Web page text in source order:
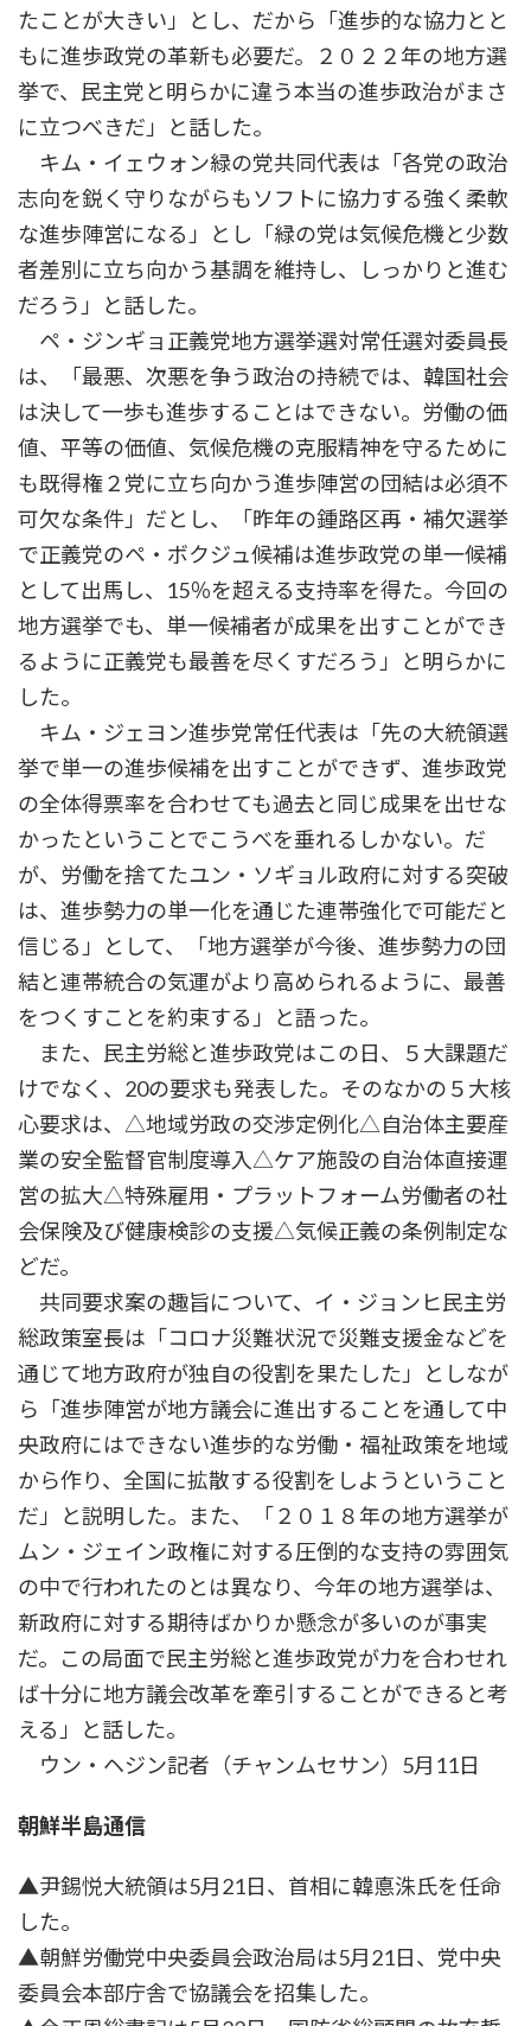
たことが大きい」とし、だから「進歩的な協力とと
もに進歩政党の革新も必要だ。２０２２年の地方選
挙で、民主党と明らかに違う本当の進歩政治がまさ
に立つべきだ」と話した。
キム・イェウォン緑の党共同代表は「各党の政治
志向を鋭く守りながらもソフトに協力する強く柔軟
な進歩陣営になる」とし「緑の党は気候危機と少数
者差別に立ち向かう基調を維持し、しっかりと進む
だろう」と話した。
ペ・ジンギョ正義党地方選挙選対常任選対委員長
は、「最悪、次悪を争う政治の持続では、韓国社会
は決して一歩も進歩することはできない。労働の価
値、平等の価値、気候危機の克服精神を守るために
も既得権２党に立ち向かう進歩陣営の団結は必須不
可欠な条件」だとし、「昨年の鍾路区再・補欠選挙
で正義党のペ・ボクジュ候補は進歩政党の単一候補
として出馬し、15％を超える支持率を得た。今回の
地方選挙でも、単一候補者が成果を出すことができ
るように正義党も最善を尽くすだろう」と明らかに
した。
キム・ジェヨン進歩党常任代表は「先の大統領選
挙で単一の進歩候補を出すことができず、進歩政党
の全体得票率を合わせても過去と同じ成果を出せな
かったということでこうべを垂れるしかない。だ
が、労働を捨てたユン・ソギョル政府に対する突破
は、進歩勢力の単一化を通じた連帯強化で可能だと
信じる」として、「地方選挙が今後、進歩勢力の団
結と連帯統合の気運がより高められるように、最善
をつくすことを約束する」と語った。
また、民主労総と進歩政党はこの日、５大課題だ
けでなく、20の要求も発表した。そのなかの５大核
心要求は、△地域労政の交渉定例化△自治体主要産
業の安全監督官制度導入△ケア施設の自治体直接運
営の拡大△特殊雇用・プラットフォーム労働者の社
会保険及び健康検診の支援△気候正義の条例制定な
どだ。
共同要求案の趣旨について、イ・ジョンヒ民主労
総政策室長は「コロナ災難状況で災難支援金などを
通じて地方政府が独自の役割を果たした」としなが
ら「進歩陣営が地方議会に進出することを通して中
央政府にはできない進歩的な労働・福祉政策を地域
から作り、全国に拡散する役割をしようということ
だ」と説明した。また、「２０１８年の地方選挙が
ムン・ジェイン政権に対する圧倒的な支持の雰囲気
の中で行われたのとは異なり、今年の地方選挙は、
新政府に対する期待ばかりか懸念が多いのが事実
だ。この局面で民主労総と進歩政党が力を合わせれ
ば十分に地方議会改革を牽引することができると考
える」と話した。
ウン・ヘジン記者（チャンムセサン）5月11日
朝鮮半島通信
▲尹錫悦大統領は5月21日、首相に韓悳洙氏を任命
した。
▲朝鮮労働党中央委員会政治局は5月21日、党中央
委員会本部庁舎で協議会を招集した。